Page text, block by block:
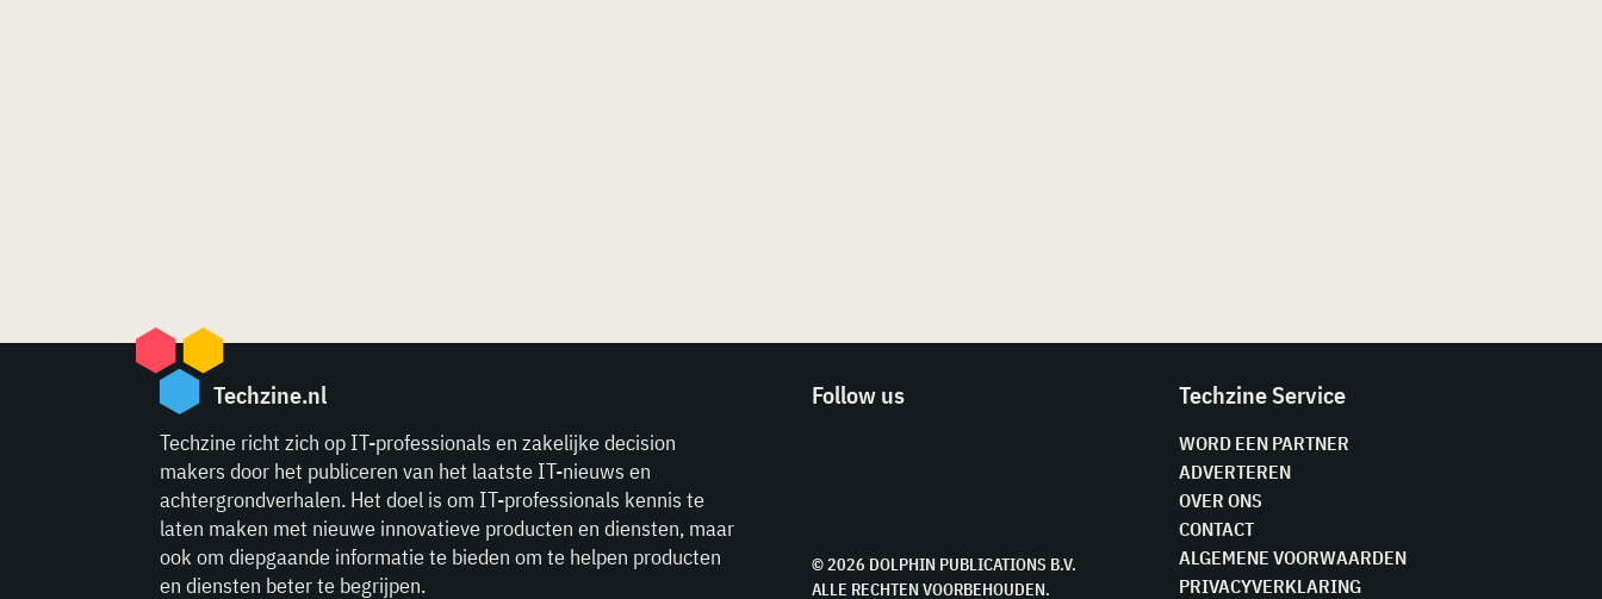
Techzine.nl
Techzine richt zich op IT-professionals en zakelijke decision
makers door het publiceren van het laatste IT-nieuws en
achtergrondverhalen. Het doel is om IT-professionals kennis te
laten maken met nieuwe innovatieve producten en diensten, maar
ook om diepgaande informatie te bieden om te helpen producten
en diensten beter te begrijpen.
Follow us
© 2026 DOLPHIN PUBLICATIONS B.V.
ALLE RECHTEN VOORBEHOUDEN.
Techzine Service
WORD EEN PARTNER
ADVERTEREN
OVER ONS
CONTACT
ALGEMENE VOORWAARDEN
PRIVACYVERKLARING